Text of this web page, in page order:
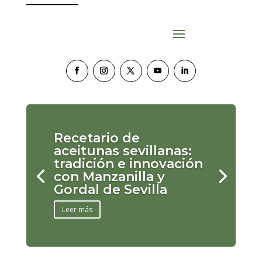
Recetario de
aceitunas sevillanas:
tradición e innovación
con Manzanilla y
Gordal de Sevilla
Leer más